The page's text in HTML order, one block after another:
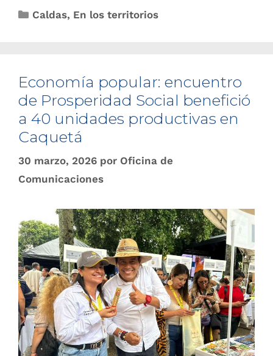
Caldas, En los territorios
Economía popular: encuentro
de Prosperidad Social benefició
a 40 unidades productivas en
Caquetá
30 marzo, 2026 por Oficina de
Comunicaciones